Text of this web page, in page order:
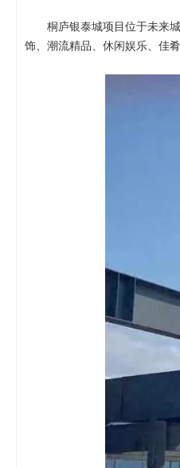
桐庐银泰城项目位于未来城
饰、潮流精品、休闲娱乐、佳